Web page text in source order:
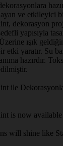
ve etkileyici
dekorasyon
yapısıyla
Üzerine ışık
etki yaratır. Su
hazırdır.
ile
is now available!
will shine like